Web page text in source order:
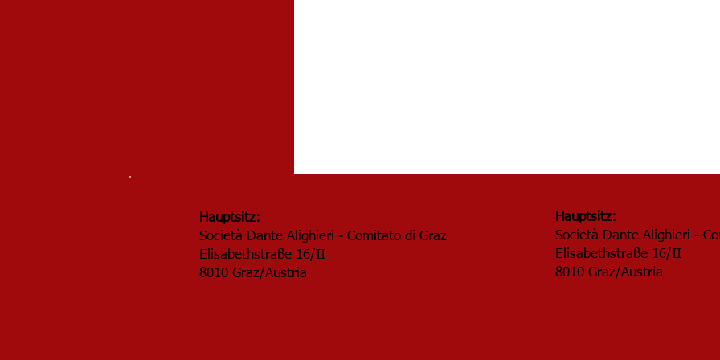
Hauptsitz:
Società Dante Alighieri - Comitato di Graz
Elisabethstraße 16/II
8010 Graz/Austria
Hauptsitz:
Società Dante Alighieri -
Elisabethstraße 16/II
8010 Graz/Austria